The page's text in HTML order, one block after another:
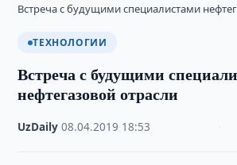
Встреча с будущими специалистами
ТЕХНОЛОГИИ
Встреча с будущими
нефтегазовой отрасли
UzDaily ·08.04.2019 18:53